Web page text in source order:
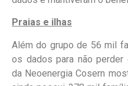
Praias e ilhas
Além do grupo de 56 mil
os dados para não perder
da Neoenergia Cosern